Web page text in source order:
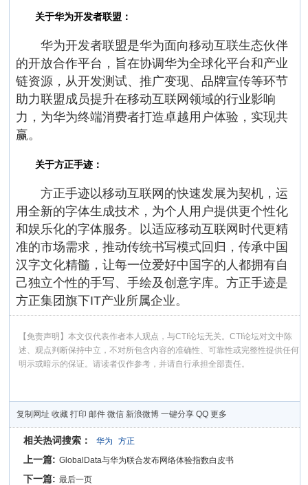
关于华为开发者联盟：
华为开发者联盟是华为面向移动互联生态伙伴
的开放合作平台，旨在协调华为全球化平台和产业
链资源，从开发测试、推广变现、品牌宣传等环节
助力联盟成员提升在移动互联网领域的行业影响
力，为华为终端消费者打造卓越用户体验，实现共
赢。
关于方正手迹：
方正手迹以移动互联网的快速发展为契机，运
用全新的字体生成技术，为个人用户提供更个性化
和娱乐化的字体服务。以适应移动互联网时代更精
准的市场需求，推动传统书写模式回归，传承中国
汉字文化精髓，让每一位爱好中国字的人都拥有自
己独立个性的手写、手绘及创意字库。方正手迹是
方正集团旗下IT产业所属企业。
【免责声明】本文仅代表作者本人观点，与CTI论坛无关。CTI论坛对文中陈
述、观点判断保持中立，不对所包含内容的准确性、可靠性或完整性提供任何
明示或暗示的保证。请读者仅作参考，并请自行承担全部责任。
复制网址 收藏 打印 邮件 微信 新浪微博 一键分享 QQ 更多
相关热词搜索： 华为 方正
上一篇: GlobalData与华为联合发布网络体验指数白皮书
下一篇: 最后一页